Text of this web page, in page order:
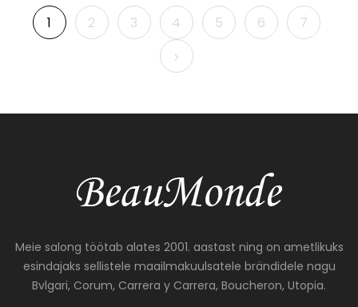
1 2 3 4 5 6 7
Meie salong töötab alates 2001. aastast ning on ametlikuks
esindajaks sellistele maailmakuulsatele brändidele nagu
Bvlgari, Corum, Carrera y Carrera, Boucheron, Utopia.